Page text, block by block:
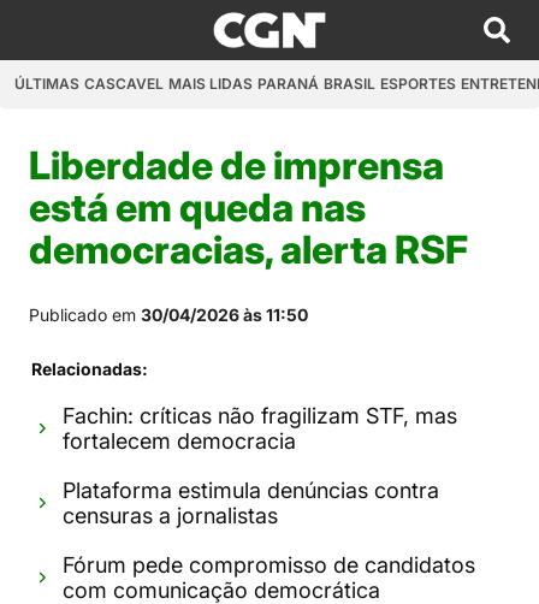
ÚLTIMAS CASCAVEL MAIS LIDAS PARANÁ BRASIL ESPORTES
Liberdade de imprensa
está em queda nas
democracias, alerta RSF
Publicado em 30/04/2026 às 11:50
Relacionadas:
Fachin: críticas não fragilizam STF, mas
fortalecem democracia
Plataforma estimula denúncias contra
censuras a jornalistas
Fórum pede compromisso de candidatos
com comunicação democrática